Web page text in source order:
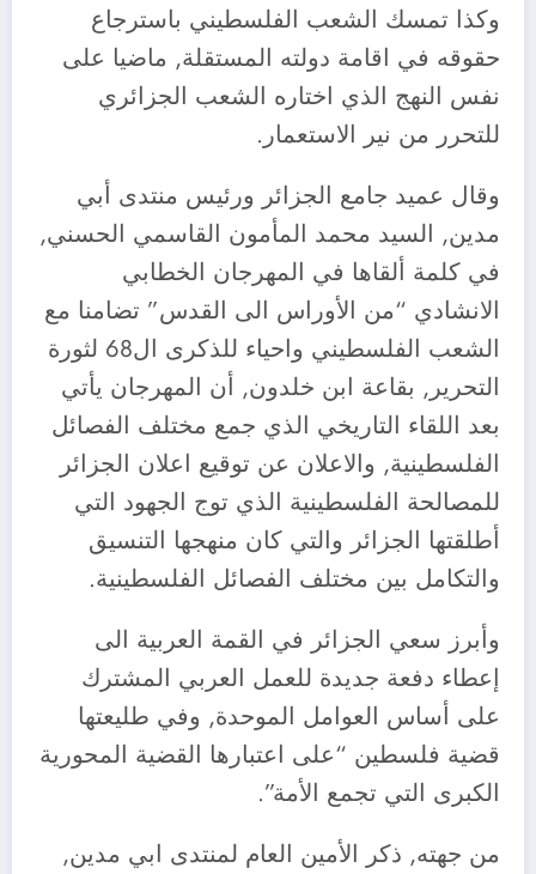
وكذا تمسك الشعب الفلسطيني باسترجاع
حقوقه في اقامة دولته المستقلة, ماضيا على
نفس النهج الذي اختاره الشعب الجزائري
للتحرر من نير الاستعمار.
وقال عميد جامع الجزائر ورئيس منتدى أبي
مدين, السيد محمد المأمون القاسمي الحسني,
في كلمة ألقاها في المهرجان الخطابي
الانشادي “من الأوراس الى القدس” تضامنا مع
الشعب الفلسطيني واحياء للذكرى ال68 لثورة
التحرير, بقاعة ابن خلدون, أن المهرجان يأتي
بعد اللقاء التاريخي الذي جمع مختلف الفصائل
الفلسطينية, والاعلان عن توقيع اعلان الجزائر
للمصالحة الفلسطينية الذي توج الجهود التي
أطلقتها الجزائر والتي كان منهجها التنسيق
والتكامل بين مختلف الفصائل الفلسطينية.
وأبرز سعي الجزائر في القمة العربية الى
إعطاء دفعة جديدة للعمل العربي المشترك
على أساس العوامل الموحدة, وفي طليعتها
قضية فلسطين “على اعتبارها القضية المحورية
الكبرى التي تجمع الأمة”.
من جهته, ذكر الأمين العام لمنتدى ابي مدين,